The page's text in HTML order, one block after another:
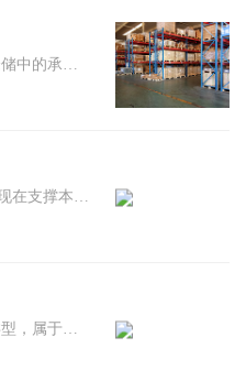
贯通式仓库货架定做在保税仓储中的承重标准解析，助力企业高效储存管理。随着全球贸易的不断增长，保税...
山东货架的存在意义，主要体现在支撑本地制造业、快消零售、冷...
轻型货架是仓储货架的一种类型，属于轻中型搁板货架，单层承载量通常为100-200kg，主要由立柱...